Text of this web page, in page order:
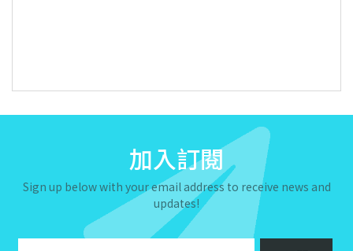
加入訂閱
Sign up below with your email address to receive news and
updates!